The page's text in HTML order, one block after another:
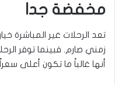
مخفضة جدا
تعد الرحلات غير المباشرة
زمني صارم. فبينما توفر
أنها غالباً ما تكون أعلى